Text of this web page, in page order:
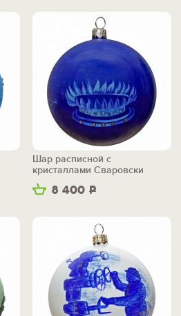
8 400 Р
Шар расписной с
кристаллами Сваровски
"Голубой цветок"